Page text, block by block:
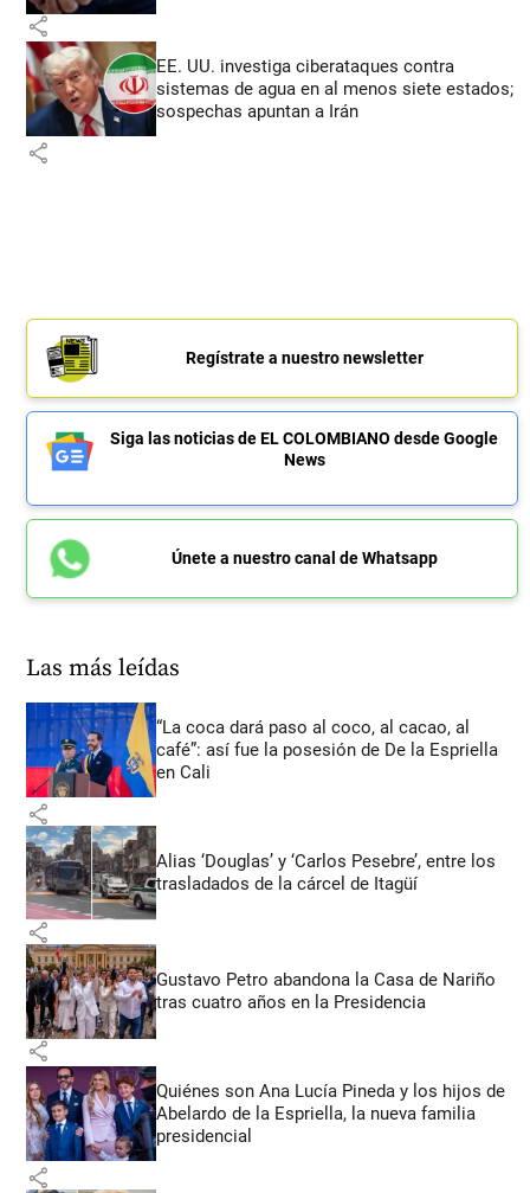
share
EE. UU. investiga ciberataques contra
sistemas de agua en al menos siete estados;
sospechas apuntan a Irán
share
Regístrate a nuestro newsletter
Siga las noticias de EL COLOMBIANO desde Google
News
Únete a nuestro canal de Whatsapp
Las más leídas
“La coca dará paso al coco, al cacao, al
café”: así fue la posesión de De la Espriella
en Cali
share
Alias ‘Douglas’ y ‘Carlos Pesebre’, entre los
trasladados de la cárcel de Itagüí
share
Gustavo Petro abandona la Casa de Nariño
tras cuatro años en la Presidencia
share
Quiénes son Ana Lucía Pineda y los hijos de
Abelardo de la Espriella, la nueva familia
presidencial
share